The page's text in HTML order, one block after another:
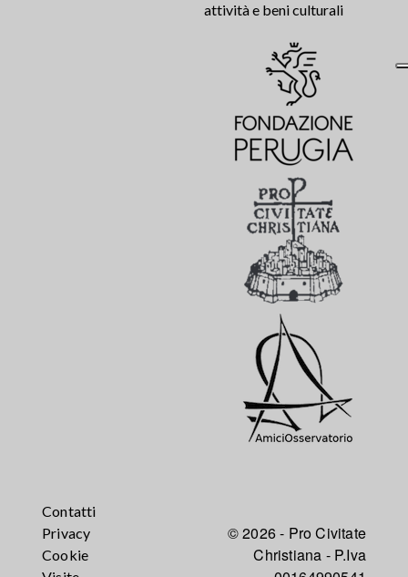
attività e beni culturali
Contatti
Privacy
Cookie
© 2026 - Pro Civitate
Christiana - P.Iva